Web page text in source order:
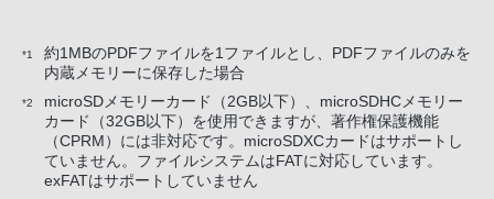
*1
約1MBのPDFファイルを1ファイルとし、PDFファイルのみを
内蔵メモリーに保存した場合
*2
microSDメモリーカード（2GB以下）、microSDHCメモリー
カード（32GB以下）を使用できますが、著作権保護機能
（CPRM）には非対応です。microSDXCカードはサポートし
ていません。ファイルシステムはFATに対応しています。
exFATはサポートしていません